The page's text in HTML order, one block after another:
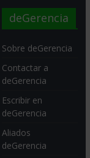
deGerencia
Sobre deGerencia
Contactar a
deGerencia
Escribir en
deGerencia
Aliados
deGerencia